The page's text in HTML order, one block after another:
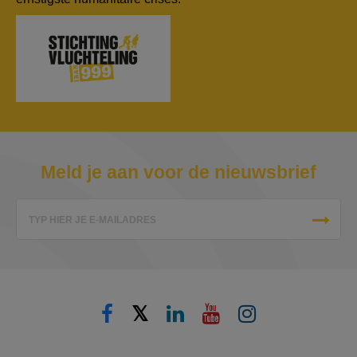
Meld je aan voor de nieuwsbrief
TYP HIER JE E-MAILADRES
𝕏